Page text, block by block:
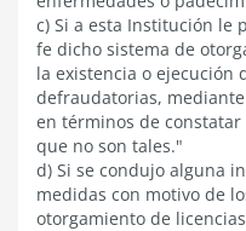
c) Si a esta Institución le
fe dicho sistema de
la existencia o ejecución
defraudatorias,
en términos de
que no son tales."
d) Si se condujo alguna
medidas con motivo de
otorgamiento de